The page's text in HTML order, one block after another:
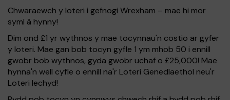
Chwaraewch y loteri i gefnogi Wrexham – mae hi mor
syml â hynny!
Dim ond £1 yr wythnos y mae tocynnau'n costio ar gyfer
y loteri. Mae gan bob tocyn gyfle 1 ym mhob 50 i ennill
gwobr bob wythnos, gyda gwobr uchaf o £25,000! Mae
hynna'n well cyfle o ennill na'r Loteri Genedlaethol neu'r
Loteri Iechyd!